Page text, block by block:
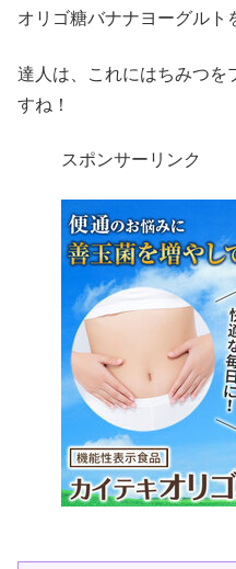
オリゴ糖バナナヨーグルト
達人は、これにはちみつを
すね！
スポンサーリンク